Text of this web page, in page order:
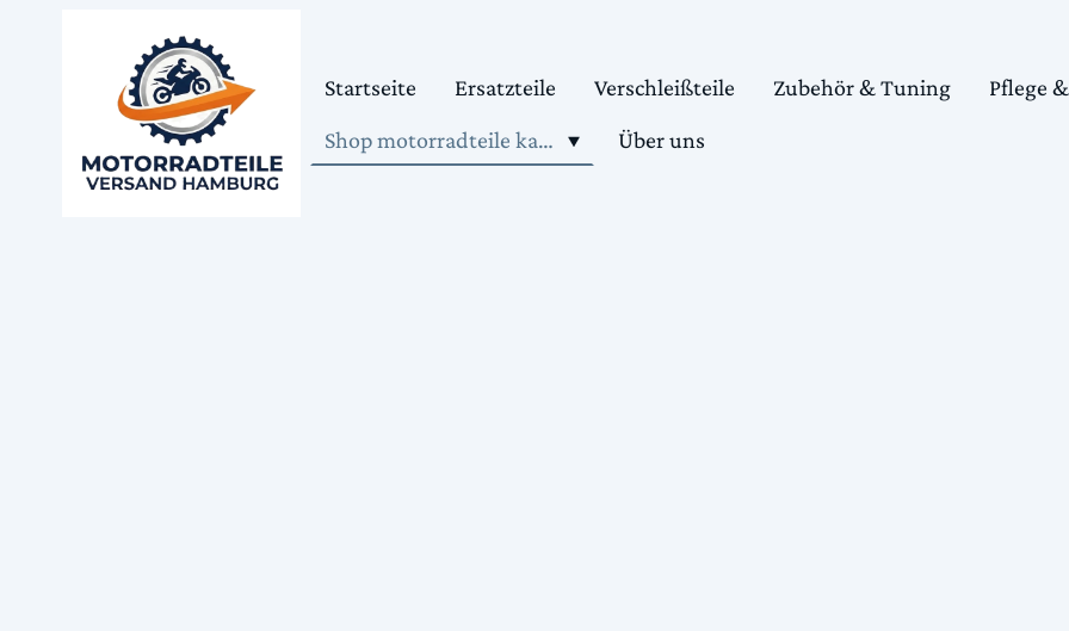
Startseite Ersatzteile Verschleißteile Zubehör & Tuning
Pflege
Shop motorradteile kaufen
Über uns